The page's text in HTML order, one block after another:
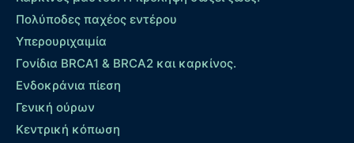
Πολύποδες παχέος εντέρου
Yπερουριχαιμία
Γονίδια BRCA1 & BRCA2 και καρκίνος.
Ενδοκράνια πίεση
Γενική ούρων
Κεντρική κόπωση